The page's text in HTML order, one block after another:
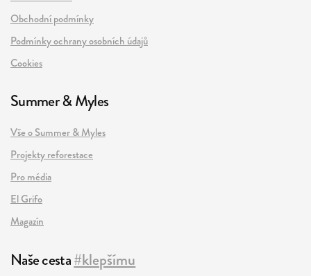
Obchodní podmínky
Podmínky ochrany osobních údajů
Cookies
Summer & Myles
Vše o Summer & Myles
Projekty reforestace
Pro média
El Grifo
Magazín
Naše cesta#klepšímu